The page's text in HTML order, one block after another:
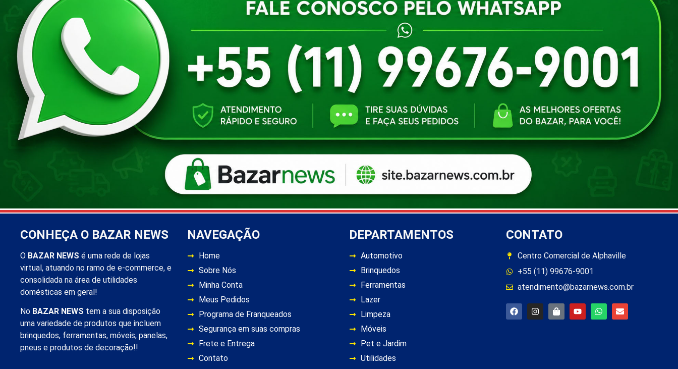
CONHEÇA O BAZAR NEWS
O BAZAR NEWS é uma rede de lojas
virtual, atuando no ramo de e-commerce, e
consolidada na área de utilidades
domésticas em geral!
No BAZAR NEWS tem a sua disposição
uma variedade de produtos que incluem
brinquedos, ferramentas, móveis, panelas,
pneus e produtos de decoração!!
NAVEGAÇÃO
Home
Sobre Nós
Minha Conta
Meus Pedidos
Programa de Franqueados
Segurança em suas compras
Frete e Entrega
Contato
DEPARTAMENTOS
Automotivo
Brinquedos
Ferramentas
Lazer
Limpeza
Móveis
Pet e Jardim
Utilidades
CONTATO
Centro Comercial de Alphaville
+55 (11) 99676-9001
atendimento@bazarnews.com.br